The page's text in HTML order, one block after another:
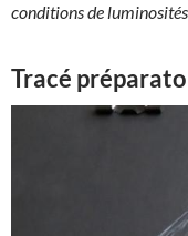
conditions de
Tracé